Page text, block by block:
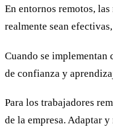
En entornos remotos,
realmente sean
Cuando se
de confianza y
Para los trabajadores
de la empresa. Adaptar